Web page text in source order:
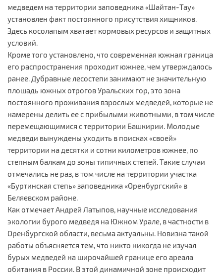
медведем на территории заповедника «Шайтан-Тау»
установлен факт постоянного присутствия хищников.
Здесь косолапым хватает кормовых ресурсов и защитных
условий.
Кроме того установлено, что современная южная граница
его распространения проходит южнее, чем утверждалось
ранее. Дубравные лесостепи занимают не значительную
площадь южных отрогов Уральских гор, это зона
постоянного проживания взрослых медведей, которые не
намерены делить ее с прибылыми животными, в том числе
перемещающимися с территории Башкирии. Молодые
медведи вынуждены уходить в поисках «своей»
территории на десятки и сотни километров южнее, по
степным балкам до зоны типичных степей. Такие случаи
отмечались не раз, в том числе на территории участка
«Буртинская степь» заповедника «Оренбургский» в
Беляевском районе.
Как отмечает Андрей Латыпов, научные исследования
экологии бурого медведя на Южном Урале, в частности в
Оренбургской области, весьма актуальны. Новизна такой
работы объясняется тем, что никто никогда не изучал
бурых медведей на широчайшей границе его ареала
обитания в России. В этой динамичной зоне происходит